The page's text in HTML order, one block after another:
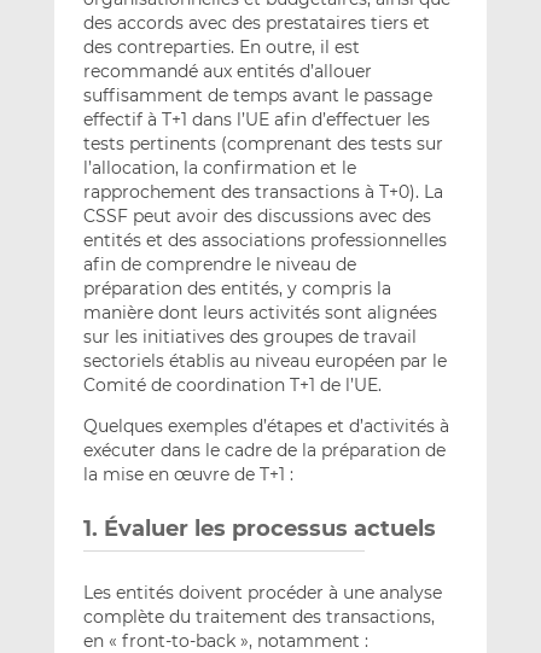
des accords avec des prestataires tiers et
des contreparties. En outre, il est
recommandé aux entités d’allouer
suffisamment de temps avant le passage
effectif à T+1 dans l’UE afin d’effectuer les
tests pertinents (comprenant des tests sur
l’allocation, la confirmation et le
rapprochement des transactions à T+0). La
CSSF peut avoir des discussions avec des
entités et des associations professionnelles
afin de comprendre le niveau de
préparation des entités, y compris la
manière dont leurs activités sont alignées
sur les initiatives des groupes de travail
sectoriels établis au niveau européen par le
Comité de coordination T+1 de l’UE.
Quelques exemples d’étapes et d’activités à
exécuter dans le cadre de la préparation de
la mise en œuvre de T+1 :
1. Évaluer les processus actuels
Les entités doivent procéder à une analyse
complète du traitement des transactions,
en « front-to-back », notamment :